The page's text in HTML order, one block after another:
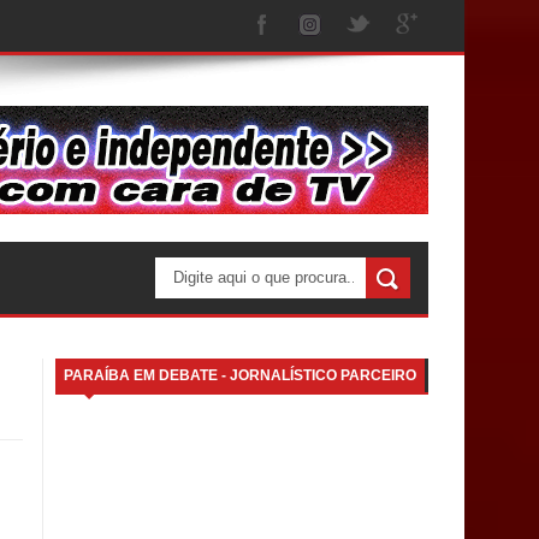
PARAÍBA EM DEBATE - JORNALÍSTICO PARCEIRO